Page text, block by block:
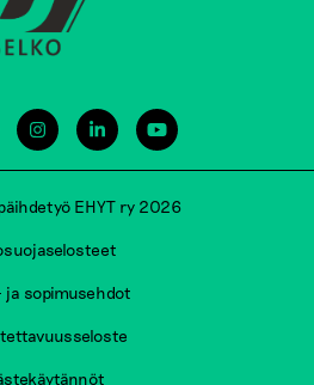
EHYT ry 2026
ja sopimusehdot